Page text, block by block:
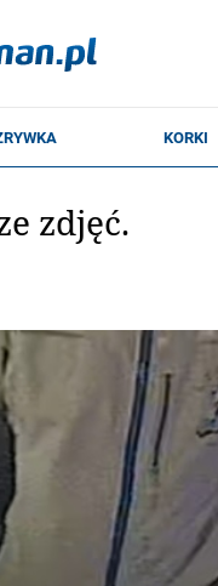
zdjęć.